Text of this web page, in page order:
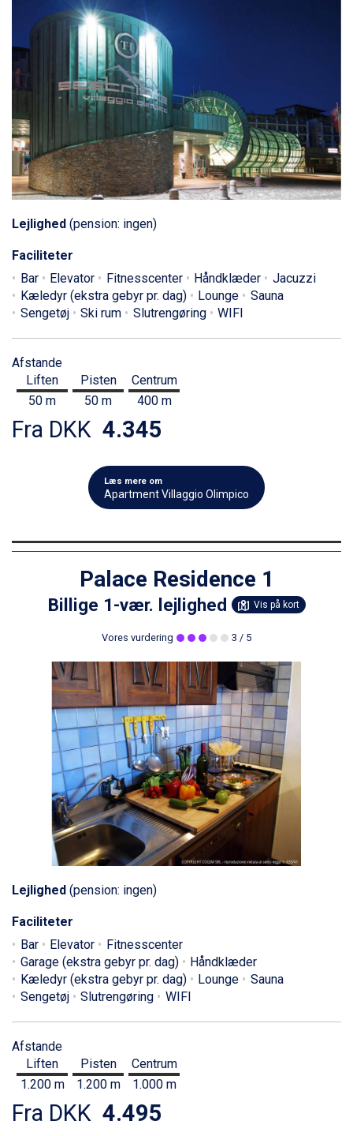
Lejlighed (pension: ingen)
Faciliteter
Bar
Elevator Fitnesscenter Håndklæder
Jacuzzi
Kæledyr (ekstra gebyr pr. dag)
Lounge
Sauna
Sengetøj
Ski rum Slutrengøring WIFI
Afstande
Liften
50 m
Pisten
50 m
Centrum
400 m
Fra DKK 4.345
Læs mere om
Apartment Villaggio Olimpico
Palace Residence 1
Billige 1-vær. lejlighed Vis på kort
Vores vurdering 3 / 5
Lejlighed (pension: ingen)
Faciliteter
Bar
Elevator
Fitnesscenter
Garage (ekstra gebyr pr. dag)
Håndklæder
Kæledyr (ekstra gebyr pr. dag)
Lounge
Sauna
Sengetøj
Slutrengøring WIFI
Afstande
Liften
1.200 m
Pisten
1.200 m
Centrum
1.000 m
Fra DKK 4.495